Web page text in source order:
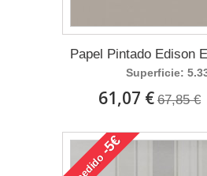
Papel Pintado Edison
Superficie:
61,07 € 67,85 €
pedido
-5€